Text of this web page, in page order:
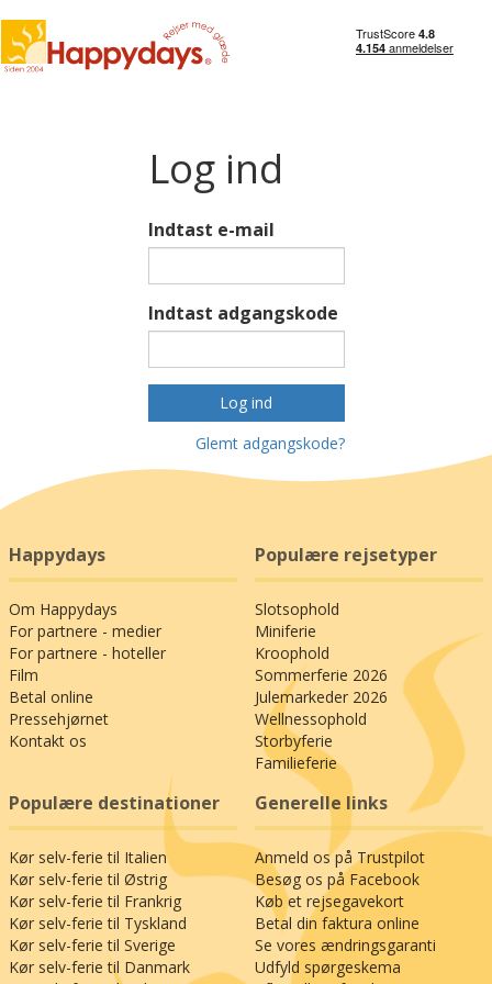
Log ind
Indtast e-mail
Indtast adgangskode
Log ind
Glemt adgangskode?
Happydays
Om Happydays
For partnere - medier
For partnere - hoteller
Film
Betal online
Pressehjørnet
Kontakt os
Populære rejsetyper
Slotsophold
Miniferie
Kroophold
Sommerferie 2026
Julemarkeder 2026
Wellnessophold
Storbyferie
Familieferie
Populære destinationer
Kør selv-ferie til Italien
Kør selv-ferie til Østrig
Kør selv-ferie til Frankrig
Kør selv-ferie til Tyskland
Kør selv-ferie til Sverige
Kør selv-ferie til Danmark
Generelle links
Anmeld os på Trustpilot
Besøg os på Facebook
Køb et rejsegavekort
Betal din faktura online
Se vores ændringsgaranti
Udfyld spørgeskema